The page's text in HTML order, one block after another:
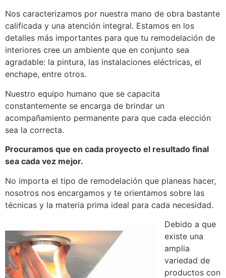
Nos caracterizamos por nuestra mano de obra bastante
calificada y una atención integral. Estamos en los
detalles más importantes para que tu remodelación de
interiores cree un ambiente que en conjunto sea
agradable: la pintura, las instalaciones eléctricas, el
enchape, entre otros.
Nuestro equipo humano que se capacita
constantemente se encarga de brindar un
acompañamiento permanente para que cada elección
sea la correcta.
Procuramos que en cada proyecto el resultado final
sea cada vez mejor.
No importa el tipo de remodelación que planeas hacer,
nosotros nos encargamos y te orientamos sobre las
técnicas y la materia prima ideal para cada necesidad.
Debido a que
existe una
amplia
variedad de
productos con